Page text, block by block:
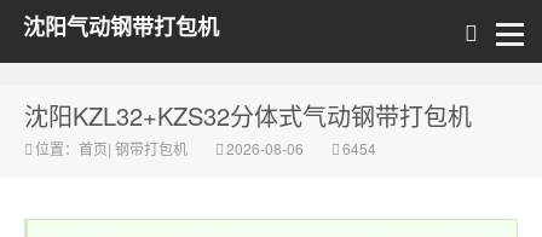
沈阳气动钢带打包机
沈阳KZL32+KZS32分体式气动钢带打包机
位置： 首页| 钢带打包机 2026-08-06 6454